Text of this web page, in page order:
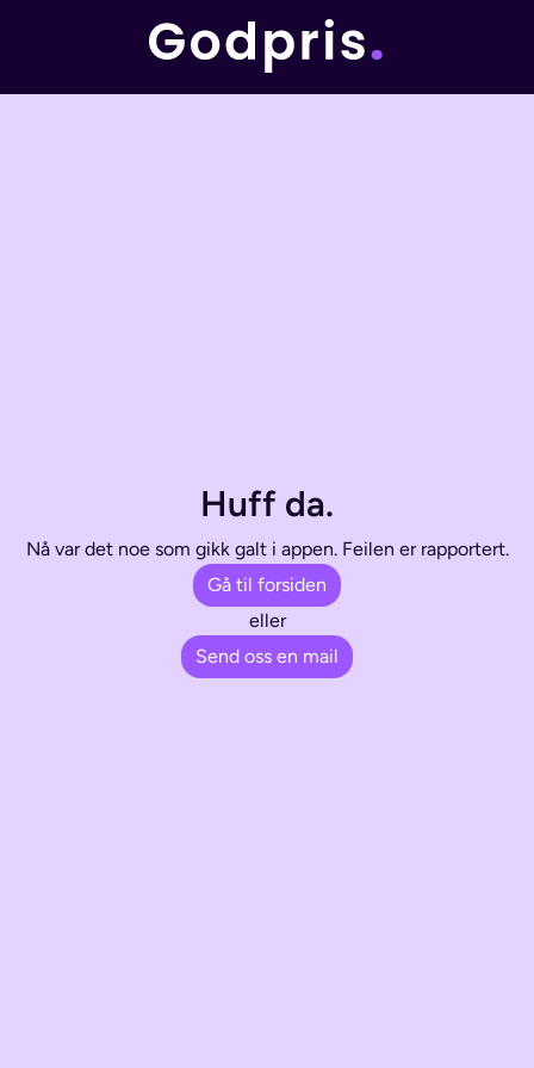
Huff da.
Nå var det noe som gikk galt i appen. Feilen er rapportert.
Gå til forsiden
eller
Send oss en mail